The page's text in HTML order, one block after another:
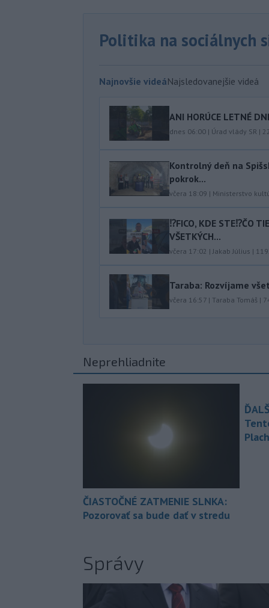
Politika na sociálnych
Najnovšie videáNajsledovanejšie videá
ANI HORÚCE LETNÉ
dnes 06:00 | Úrad vlády SR |
Kontrolný deň na
pokrok...
včera 18:09 | Ministerstvo
⁉️FICO, KDE STE⁉️ČO
VŠETKÝCH...
včera 17:02 | Jakab Július |
Taraba: Rozvíjame
včera 16:57 | Taraba Tomáš |
Neprehliadnite
ČIASTOČNÉ ZATMENIE SLNKA:
Pozorovať sa bude dať v stredu
Správy